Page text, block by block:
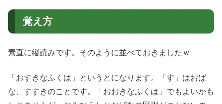
覚え方
素直に縦読みです。そのように並べておきましたｗ
「おすきなふくは」というとになります。「す」はおば
な、すすきのことです。「おおきなふくは」でもよいかも